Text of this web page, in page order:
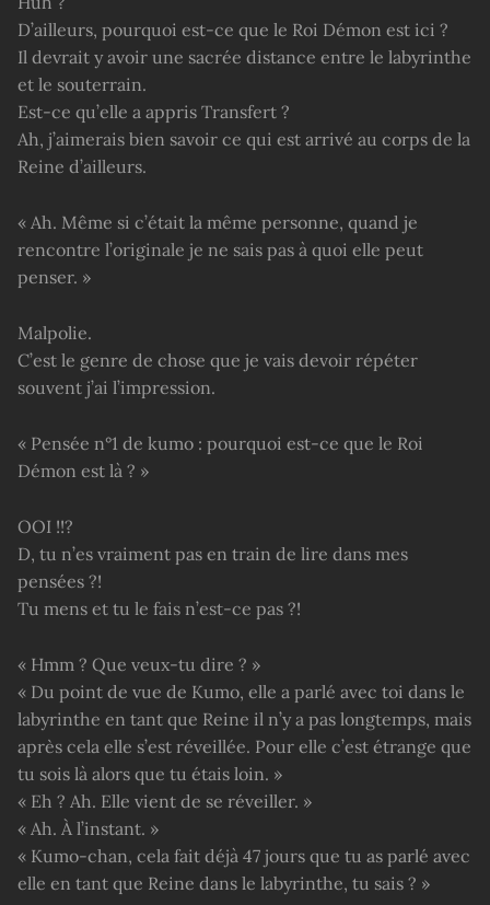
D’ailleurs, pourquoi est-ce que le Roi Démon est ici ?
Il devrait y avoir une sacrée distance entre le labyrinthe
et le souterrain.
Est-ce qu’elle a appris Transfert ?
Ah, j’aimerais bien savoir ce qui est arrivé au corps de la
Reine d’ailleurs.
« Ah. Même si c’était la même personne, quand je
rencontre l’originale je ne sais pas à quoi elle peut
penser. »
Malpolie.
C’est le genre de chose que je vais devoir répéter
souvent j’ai l’impression.
« Pensée n°1 de kumo : pourquoi est-ce que le Roi
Démon est là ? »
OOI !!?
D, tu n’es vraiment pas en train de lire dans mes
pensées ?!
Tu mens et tu le fais n’est-ce pas ?!
« Hmm ? Que veux-tu dire ? »
« Du point de vue de Kumo, elle a parlé avec toi dans le
labyrinthe en tant que Reine il n’y a pas longtemps, mais
après cela elle s’est réveillée. Pour elle c’est étrange que
tu sois là alors que tu étais loin. »
« Eh ? Ah. Elle vient de se réveiller. »
« Ah. À l’instant. »
« Kumo-chan, cela fait déjà 47 jours que tu as parlé avec
elle en tant que Reine dans le labyrinthe, tu sais ? »